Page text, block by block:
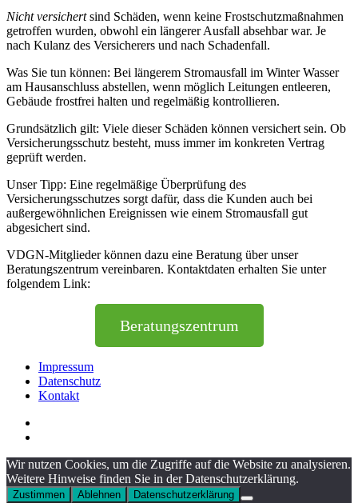
Nicht versichertsind Schäden, wenn keine Frostschutzmaßnahmen
getroffen wurden, obwohl ein längerer Ausfall absehbar war. Je
nach Kulanz des Versicherers und nach Schadenfall.
Was Sie tun können: Bei längerem Stromausfall im Winter Wasser
am Hausanschluss abstellen, wenn möglich Leitungen entleeren,
Gebäude frostfrei halten und regelmäßig kontrollieren.
Grundsätzlich gilt: Viele dieser Schäden können versichert sein. Ob
Versicherungsschutz besteht, muss immer im konkreten Vertrag
geprüft werden.
Unser Tipp: Eine regelmäßige Überprüfung des
Versicherungsschutzes sorgt dafür, dass die Kunden auch bei
außergewöhnlichen Ereignissen wie einem Stromausfall gut
abgesichert sind.
VDGN-Mitglieder können dazu eine Beratung über unser
Beratungszentrum vereinbaren. Kontaktdaten erhalten Sie unter
folgendem Link:
Beratungszentrum
Impressum
Datenschutz
Kontakt
Wir nutzen Cookies, um die Zugriffe auf die Website zu analysieren.
Weitere Hinweise finden Sie in der Datenschutzerklärung.
Zustimmen Ablehnen Datenschutzerklärung